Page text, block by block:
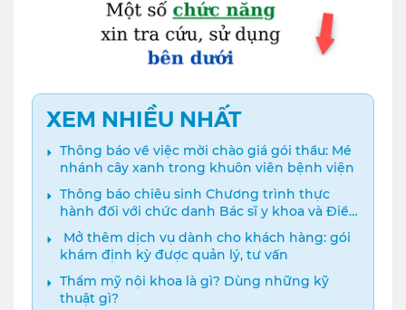
XEM NHIỀU NHẤT
Thông báo về việc mời chào giá gói thầu: Mé
nhánh cây xanh trong khuôn viên bệnh viện
Thông báo chiêu sinh Chương trình thực
hành đối với chức danh Bác sĩ y khoa và Điều
dưỡng năm 2024
️ Mở thêm dịch vụ dành cho khách hàng: gói
khám định kỳ được quản lý, tư vấn
Thẩm mỹ nội khoa là gì? Dùng những kỹ
thuật gì?